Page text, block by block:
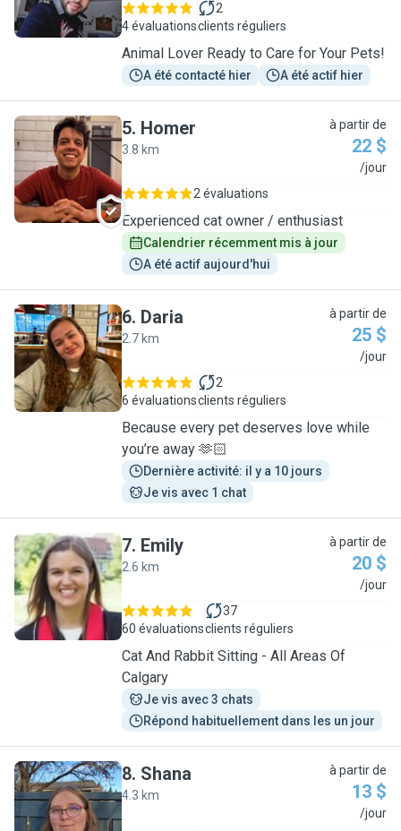
4 évaluations
2
clients réguliers
Animal Lover Ready to Care for Your Pets!
A été contacté hier A été actif hier
H
5. Homer
3.8 km
à partir de
22 $
/jour
2 évaluations
Experienced cat owner / enthusiast
Calendrier récemment mis à jour
A été actif aujourd'hui
D
6. Daria
2.7 km
à partir de
25 $
/jour
6 évaluations
2
clients réguliers
Because every pet deserves love while
you’re away 🫶🏻
Dernière activité: il y a 10 jours
Je vis avec 1 chat
E
7. Emily
2.6 km
à partir de
20 $
/jour
60 évaluations
37
clients réguliers
Cat And Rabbit Sitting - All Areas Of
Calgary
Je vis avec 3 chats
Répond habituellement dans les un jour
S
8. Shana
4.3 km
à partir de
13 $
/jour